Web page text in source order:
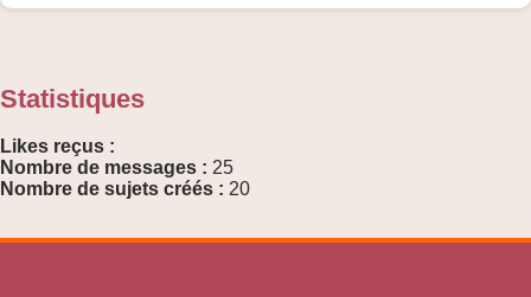
Statistiques
Likes reçus :
Nombre de messages : 25
Nombre de sujets créés : 20